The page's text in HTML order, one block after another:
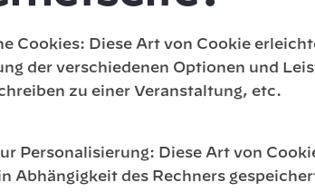
Cookies: Diese Art von Cookie
der verschiedenen Optionen und
zu einer Veranstaltung, etc.
Personalisierung: Diese Art von
Abhängigkeit des Rechners